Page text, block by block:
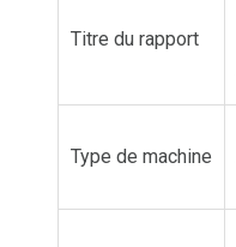
Titre du rapport
Type de machine